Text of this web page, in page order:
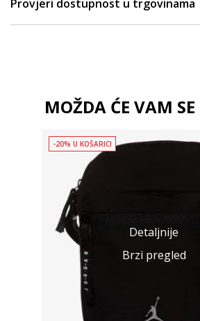
Provjeri dostupnost u trgovinama
MOŽDA ĆE VAM SE
Detaljnije
Brzi pregled
-20% U KOŠARICI